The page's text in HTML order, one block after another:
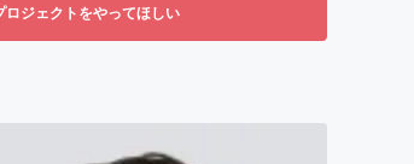
ロジェクトをやってほしい